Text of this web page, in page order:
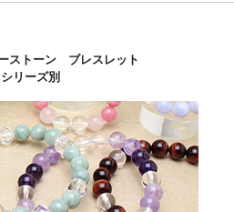
ストーン ブレスレット
シリーズ別